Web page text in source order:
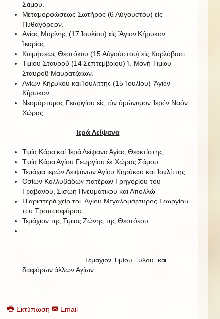
Σάμου.
Μεταμορφώσεως Σωτῆρος (6 Αὐγούστου) εἰς
Πυθαγόρειον.
Αγίας Μαρίνης (17 Ἰουλίου) εἰς Ἅγιον Κήρυκον
Ἰκαρίας.
Κοιμήσεως Θεοτόκου (15 Αὐγούστου) εἰς Καρλόβασι.
Τιμίου Σταυροῦ (14 Σεπτεμβρίου) Ἱ. Μονή Τιμίου
Σταυροῦ Μαυρατζαίων.
Αγίων Κηρύκου και Ἰουλίττης (15 Ἰουλίου) Ἅγιον
Κήρυκον.
Νεομάρτυρος Γεωργίου εἰς τόν ὁμώνυμον Ἱερόν Ναόν
Χώρας.
Ιερά Λείψανα
Τιμία Κάρα καί Ἱερά Λείψανα Αγίας Θεοκτίστης.
Τιμία Κάρα Αγίου Γεωργίου ἐκ Χώρας Σάμου.
Τεμάχια ιερών Λειψάνων Αγίου Κηρύκου και Ἰουλίττης
Οσίων Κολλυβάδων πατέρων Γρηγορίου του
Γραβανού, Σισώη Πνευματικού και Απολλώ
Η αριστερά χείρ του Αγίου Μεγαλομάρτυρος Γεωργίου
του Τροπαιοφόρου
Τεμάχιον της Τιμιας Ζώνης της Θεοτόκου
Τεμαχιον Τιμίου Ξυλου και
διαφόρων άλλων Αγίων.
Εκτύπωση Email